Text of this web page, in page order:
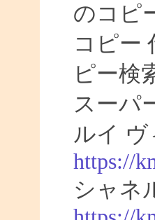
のコピ
コピー
ピー検
スーパ
ルイ
https://
シャネ